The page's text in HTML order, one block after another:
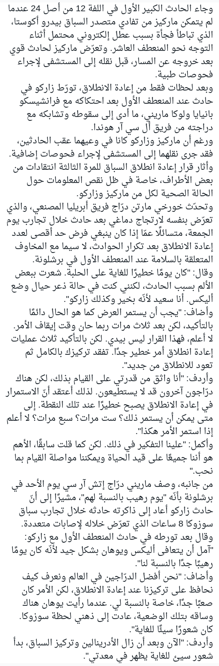
وجاء الحادث الكبير الأول في اللفة 12 من أصل 24 عندما
لم يتمكن ماركيز من تفادي متصدر السباق بيدرو أكوستا،
الذي تباطأ فجأة بسبب عطل إلكتروني محتمل أثناء
التوجه نحو المنعطف العاشر. وتعرّض ماركيز لحادث قوي
بعد خروجه عن المسار، قبل نقله إلى المستشفى لإجراء
فحوصات طبية.
وبعد لحظات فقط من إعادة الانطلاق، تورّط زاركو في
حادث عند المنعطف الأول بعد احتكاكه مع فرانشيسكو
بانيايا ولوكا ماريني، ما أدى إلى سقوطه وتشابكه مع
دراجته من فريق أل سي آر هوندا.
ورغم أن ماركيز وزاركو كانا في وعيهما عقب الحادثين،
فقد جرى نقلهما إلى المستشفى لإجراء فحوصات إضافية.
وأثار قرار إعادة انطلاق السباق للمرة الثالثة انتقادات من
بعض الأطراف، خاصة في ظل نقص المعلومات حول
الحالة الصحية لكل من ماركيز وزاركو.
وتحدّث خورخي مارتن درّاج فريق أبريليا المصنعي، والذي
تعرّض بنفسه لارتجاج دماغي بعد حادث خلال تجارب يوم
الجمعة، متسائلًا عمّا إذا كان ينبغي فرض حد أقصى لعدد
إعادة الانطلاق بعد تكرار الحوادث، لا سيما مع المخاوف
المتعلقة بالسلامة عند المنعطف الأول في برشلونة.
وقال: "كان يومًا خطيرًا للغاية على الحلبة. شعرت ببعض
الألم بسبب الحادث، لكنني كنت في حالة ذعر حيال وضع
أليكس. أنا سعيد لأنّه بخير وكذلك زاركو".
وأضاف: "يجب أن يستمر العرض كما هو الحال دائمًا
بالتأكيد، لكن بعد ثلاث مرات ربما حان وقت إيقاف الأمر.
لا أعلم، فهذا القرار ليس بيدي. لكن بالتأكيد ثلاث عمليات
إعادة انطلاق أمر خطير جدًا. تفقد تركيزك بالكامل ثم
تعود للانطلاق من جديد".
وأردف: "أنا واثق من قدرتي على القيام بذلك، لكن هناك
درّاجون آخرون قد لا يستطيعون. لذلك أعتقد أنّ الاستمرار
في إعادة الانطلاق يصبح خطيرًا عند تلك النقطة. إلى
متى يمكن أن يستمر ذلك؟ ست مرات؟ سبع مرات؟ لا أعلم
إذا استمر الأمر هكذا".
وأكمل: "علينا التفكير في ذلك. لكن كما قلت سابقًا، الأهم
هو أننا جميعًا على قيد الحياة ويمكننا مواصلة القيام بما
نحب."
من جانبه، وصف ماريني درّاج إتش آر سي يوم الأحد في
برشلونة بأنّه "يوم رهيب بالنسبة لهم"، مشيرًا إلى أنّ
حادث زاركو أعاد إلى ذاكرته حادثه خلال تجارب سباق
سوزوكا 8 ساعات الذي تعرّض خلاله لإصابات متعددة.
وقال بعد تورطه في حادث المنعطف الأول مع زاركو:
"آمل أن يتعافى أليكس ويوهان بشكل جيد لأنّه كان يومًا
رهيبًا جدًا بالنسبة لنا".
وأضاف: "نحن أفضل الدرّاجين في العالم ونعرف كيف
نحافظ على تركيزنا عند إعادة الانطلاق، لكن الأمر كان
صعبًا جدًا، خاصة بالنسبة لي. عندما رأيت يوهان هناك
وساقه بتلك الوضعية، عادت إلى ذهني لحظة سوزوكا.
كان شعورًا سيئًا للغاية".
وأردف: "الآن وبعد أن زال الأدرينالين وتركيز السباق، بدأ
شعور سيئ للغاية يظهر في معدتي".